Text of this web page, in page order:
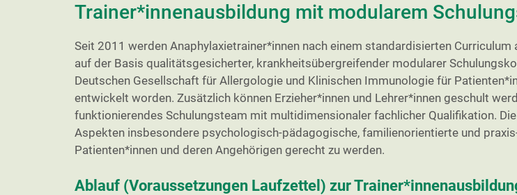
Trainer*innenausbildung mit modularem
Seit 2011 werden Anaphylaxietrainer*innen nach einem standardisierten
auf der Basis qualitätsgesicherter, krankheitsübergreifender modularer
Deutschen Gesellschaft für Allergologie und Klinischen Immunologie für
entwickelt worden. Zusätzlich können Erzieher*innen und Lehrer*innen geschult
funktionierendes Schulungsteam mit multidimensionaler fachlicher Qualifikation.
Aspekten insbesondere psychologisch-pädagogische, familienorientierte und
Patienten*innen und deren Angehörigen gerecht zu werden.
Ablauf (Voraussetzungen Laufzettel) zur